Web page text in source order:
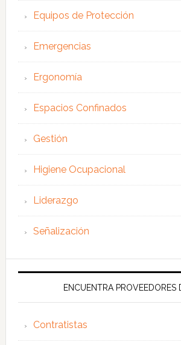
Equipos de Protección
Emergencias
Ergonomía
Espacios Confinados
Gestión
Higiene Ocupacional
Liderazgo
Señalización
ENCUENTRA PROVEEDORES
Contratistas